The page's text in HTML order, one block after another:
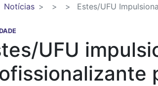
Notícias Estes/UFU
UFU